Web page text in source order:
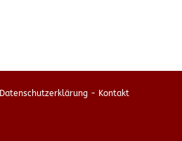
Datenschutzerklärung - Kontakt